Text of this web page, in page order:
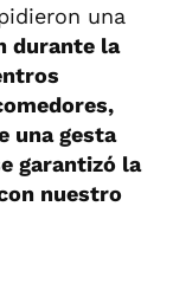
una
durante la
una gesta
garantizó la
nuestro